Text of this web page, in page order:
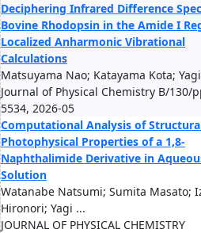
Deciphering Infrared Difference
Bovine Rhodopsin in the Amide I
Localized Anharmonic Vibrational
Calculations
Matsuyama Nao; Katayama Kota;
Journal of Physical Chemistry B/130/
5534, 2026-05
Computational Analysis of
Photophysical Properties of a 1,8-
Naphthalimide Derivative in
Solution
Watanabe Natsumi; Sumita Masato;
Hironori; Yagi ...
JOURNAL OF PHYSICAL CHEMISTRY